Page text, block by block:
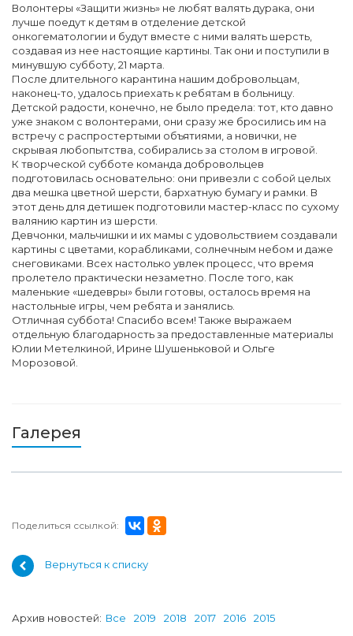
Волонтеры «Защити жизнь» не любят валять дурака, они
лучше поедут к детям в отделение детской
онкогематологии и будут вместе с ними валять шерсть,
создавая из нее настоящие картины. Так они и поступили в
минувшую субботу, 21 марта.
После длительного карантина нашим добровольцам,
наконец-то, удалось приехать к ребятам в больницу.
Детской радости, конечно, не было предела: тот, кто давно
уже знаком с волонтерами, они сразу же бросились им на
встречу с распростертыми объятиями, а новички, не
скрывая любопытства, собирались за столом в игровой.
К творческой субботе команда добровольцев
подготовилась основательно: они привезли с собой целых
два мешка цветной шерсти, бархатную бумагу и рамки. В
этот день для детишек подготовили мастер-класс по сухому
валянию картин из шерсти.
Девчонки, мальчишки и их мамы с удовольствием создавали
картины с цветами, корабликами, солнечным небом и даже
снеговиками. Всех настолько увлек процесс, что время
пролетело практически незаметно. После того, как
маленькие «шедевры» были готовы, осталось время на
настольные игры, чем ребята и занялись.
Отличная суббота! Спасибо всем! Также выражаем
отдельную благодарность за предоставленные материалы
Юлии Метелкиной, Ирине Шушеньковой и Ольге
Морозовой.
Галерея
Поделиться ссылкой:
Вернуться к списку
Архив новостей: Все 2019 2018 2017 2016 2015